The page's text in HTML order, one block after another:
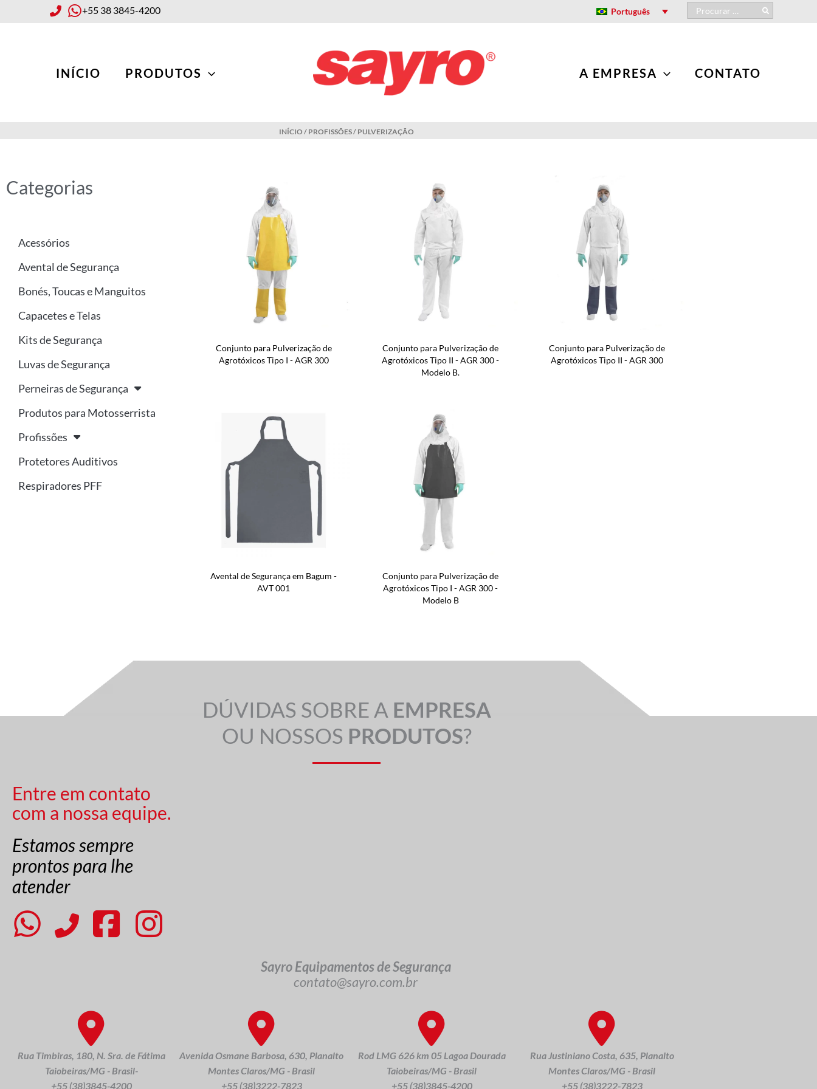
+55 38 3845-4200 Português Procurar:
INÍCIO PRODUTOS A EMPRESA CONTATO
INÍCIO / PROFISSÕES/ PULVERIZAÇÃO
Categorias
Acessórios
Avental de Segurança
Bonés, Toucas e Manguitos
Capacetes e Telas
Kits de Segurança
Luvas de Segurança
Perneiras de Segurança
Produtos para Motosserrista
Profissões
Protetores Auditivos
Respiradores PFF
Conjunto para Pulverização de
Agrotóxicos Tipo I - AGR 300
Conjunto para Pulverização de
Agrotóxicos Tipo II - AGR 300 -
Modelo B.
Conjunto para Pulverização de
Agrotóxicos Tipo II - AGR 300
Avental de Segurança em Bagum -
AVT 001
Conjunto para Pulverização de
Agrotóxicos Tipo I - AGR 300 -
Modelo B
DÚVIDAS SOBRE A EMPRESA
OU NOSSOS PRODUTOS?
Entre em contato
com a nossa equipe.
Estamos sempre
prontos para lhe
atender
Sayro Equipamentos de Segurança
contato@sayro.com.br
Rua Timbiras, 180, N. Sra. de Fátima
Taiobeiras/MG - Brasil-
+55 (38)3845-4200
Avenida Osmane Barbosa, 630, Planalto
Montes Claros/MG - Brasil
+55 (38)3222-7823
Rod LMG 626 km 05 Lagoa Dourada
Taiobeiras/MG - Brasil
+55 (38)3845-4200
Rua Justiniano Costa, 635, Planalto
Montes Claros/MG - Brasil
+55 (38)3222-7823